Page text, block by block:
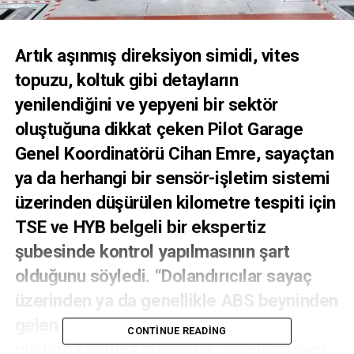
Artık aşınmış direksiyon simidi, vites
topuzu, koltuk gibi detayların
yenilendiğini ve yepyeni bir sektör
oluştuğuna dikkat çeken Pilot Garage
Genel Koordinatörü Cihan Emre, sayaçtan
ya da herhangi bir sensör-işletim sistemi
üzerinden düşürülen kilometre tespiti için
TSE ve HYB belgeli bir ekspertiz
şubesinde kontrol yapılmasının şart
olduğunu söyledi. “Dolandırıcılar sayaç
üzerinden ya da genellikle ABS beyninden
gelen iletileri keserek kilometreyi
düşürme yoluna gidiyorlar. Araçların yeni
CONTINUE READING